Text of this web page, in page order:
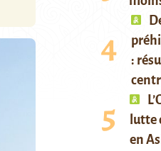
:
lutte
en